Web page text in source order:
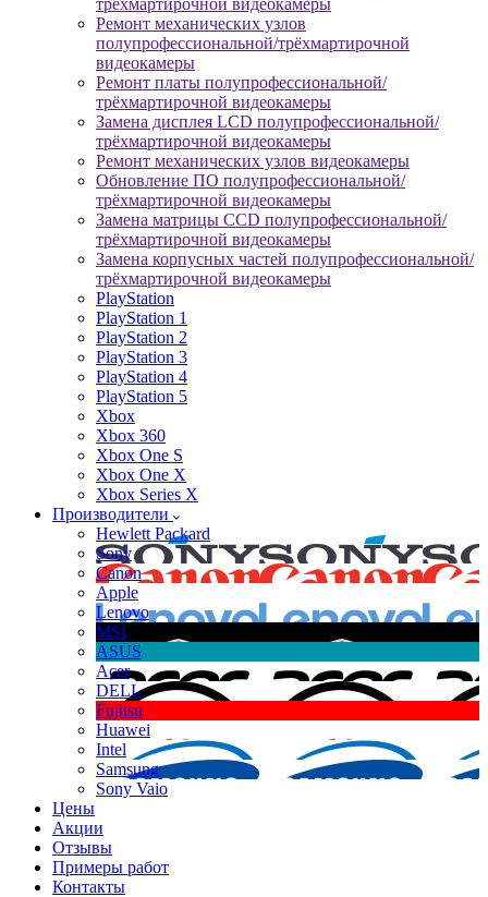
трёхмартирочной видеокамеры
Ремонт механических узлов
полупрофессиональной/трёхмартирочной
видеокамеры
Ремонт платы полупрофессиональной/
трёхмартирочной видеокамеры
Замена дисплея LCD полупрофессиональной/
трёхмартирочной видеокамеры
Ремонт механических узлов видеокамеры
Обновление ПО полупрофессиональной/
трёхмартирочной видеокамеры
Замена матрицы CCD полупрофессиональной/
трёхмартирочной видеокамеры
Замена корпусных частей полупрофессиональной/
трёхмартирочной видеокамеры
PlayStation
PlayStation 1
PlayStation 2
PlayStation 3
PlayStation 4
PlayStation 5
Xbox
Xbox 360
Xbox One S
Xbox One X
Xbox Series X
Производители
Hewlett Packard
Sony
Canon
Apple
Lenovo
MSI
ASUS
Acer
DELL
Fujitsu
Huawei
Intel
Samsung
Sony Vaio
Цены
Акции
Отзывы
Примеры работ
Контакты